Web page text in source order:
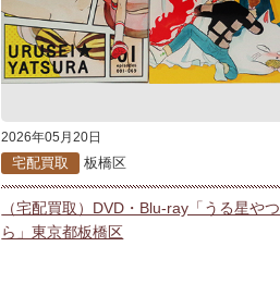
2026年05月20日
宅配買取 板橋区
（宅配買取）DVD・Blu-ray「うる星やつ
ら」東京都板橋区